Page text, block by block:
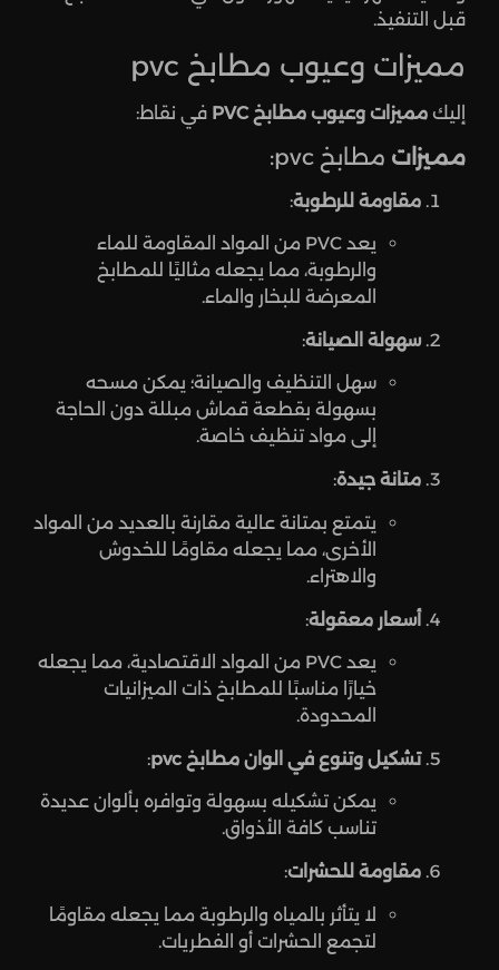
قبل التنفيذ.
مميزات وعيوب مطابخ pvc
إليك مميزات وعيوب مطابخ PVC في نقاط:
مميزات مطابخ pvc:
مقاومة للرطوبة:
يعد PVC من المواد المقاومة للماء
والرطوبة، مما يجعله مثاليًا للمطابخ
المعرضة للبخار والماء.
سهولة الصيانة:
سهل التنظيف والصيانة؛ يمكن مسحه
بسهولة بقطعة قماش مبللة دون الحاجة
إلى مواد تنظيف خاصة.
متانة جيدة:
يتمتع بمتانة عالية مقارنة بالعديد من المواد
الأخرى، مما يجعله مقاومًا للخدوش
والاهتراء.
أسعار معقولة:
يعد PVC من المواد الاقتصادية، مما يجعله
خيارًا مناسبًا للمطابخ ذات الميزانيات
المحدودة.
تشكيل وتنوع في الوان مطابخ pvc :
يمكن تشكيله بسهولة وتوافره بألوان عديدة
تناسب كافة الأذواق.
مقاومة للحشرات:
لا يتأثر بالمياه والرطوبة مما يجعله مقاومًا
لتجمع الحشرات أو الفطريات.